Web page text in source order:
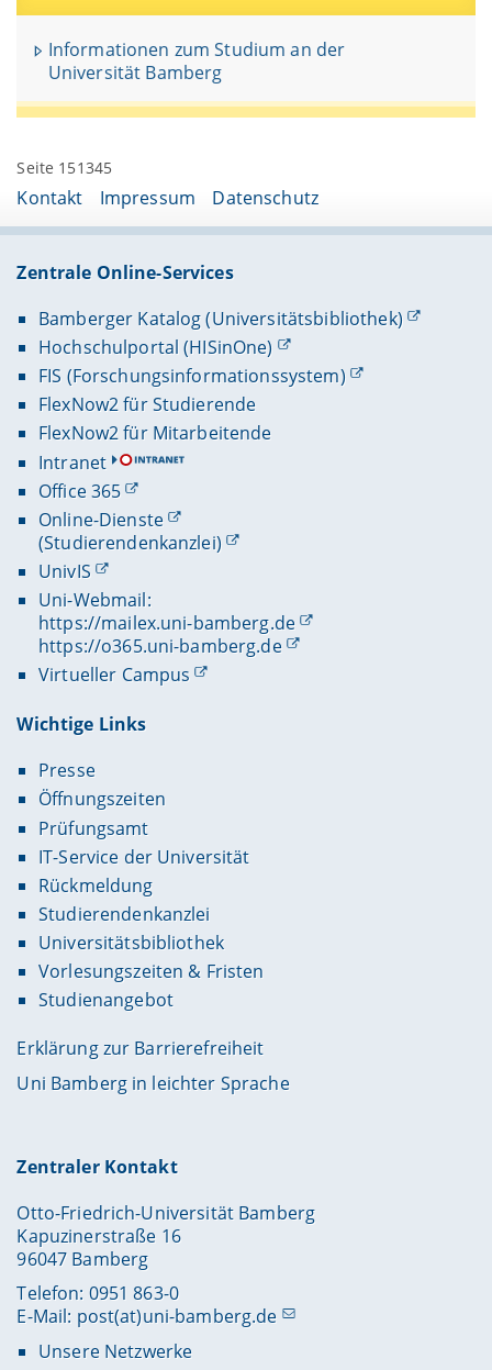
Informationen zum Studium an der
Universität Bamberg
Seite 151345
Kontakt Impressum Datenschutz
Zentrale Online-Services
Bamberger Katalog (Universitätsbibliothek)
Hochschulportal (HISinOne)
FIS (Forschungsinformationssystem)
FlexNow2 für Studierende
FlexNow2 für Mitarbeitende
Intranet
Office 365
Online-Dienste
(Studierendenkanzlei)
UnivIS
Uni-Webmail:
https://mailex.uni-bamberg.de
https://o365.uni-bamberg.de
Virtueller Campus
Wichtige Links
Presse
Öffnungszeiten
Prüfungsamt
IT-Service der Universität
Rückmeldung
Studierendenkanzlei
Universitätsbibliothek
Vorlesungszeiten & Fristen
Studienangebot
Erklärung zur Barrierefreiheit
Uni Bamberg in leichter Sprache
Zentraler Kontakt
Otto-Friedrich-Universität Bamberg
Kapuzinerstraße 16
96047 Bamberg
Telefon: 0951 863-0
E-Mail: post(at)uni-bamberg.de
Unsere Netzwerke